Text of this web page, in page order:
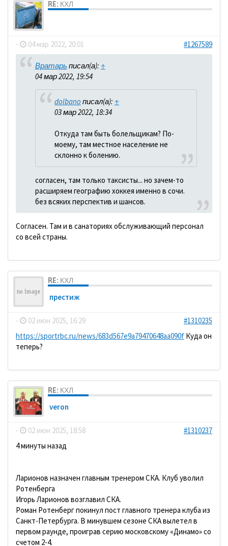
RE: КХЛ
- 04 мар 2022, 20:01 #1267589
Вратарь писал(а): ↑
04 мар 2022, 19:54
dolbano писал(а): ↑
03 мар 2022, 18:34
Откуда там быть болельщикам? По-
моему, там местное население не
склонно к болению.
согласен, там только таксисты... но зачем-то
расширяем географию хоккея именно в сочи.
без всяких перспектив и шансов.
Согласен. Там и в санаториях обслуживающий персонал
со всей страны.
RE: КХЛ
престиж
- 02 июн 2025, 16:29
#1310235
https://sportrbc.ru/news/683d567e9a79470648aa090f Куда он
теперь?
RE: КХЛ
veron
- 02 июн 2025, 18:58
#1310237
4 минуты назад
Ларионов назначен главным тренером СКА. Клуб уволил
Ротенберга
Игорь Ларионов возглавил СКА.
Роман Ротенберг покинул пост главного тренера клуба из
Санкт-Петербурга. В минувшем сезоне СКА вылетел в
первом раунде, проиграв серию московскому «Динамо» со
счетом 2-4.